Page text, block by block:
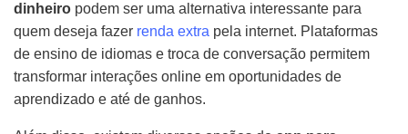
dinheiro podem ser uma alternativa interessante para
quem deseja fazer renda extra pela internet. Plataformas
de ensino de idiomas e troca de conversação permitem
transformar interações online em oportunidades de
aprendizado e até de ganhos.